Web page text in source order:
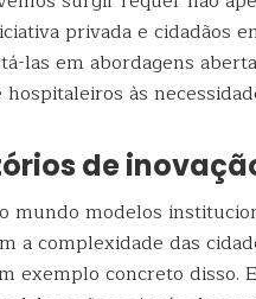
privada e cidadãos
las em abordagens
às
de
mundo modelos
a complexidade das
exemplo concreto disso.